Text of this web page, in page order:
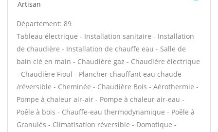
Artisan
Département: 89
Tableau électrique - Installation sanitaire - Installation
de chaudière - Installation de chauffe eau - Salle de
bain clé en main - Chaudière gaz - Chaudière électrique
- Chaudière Fioul - Plancher chauffant eau chaude
/réversible - Cheminée - Chaudière Bois - Aérothermie -
Pompe à chaleur air-air - Pompe à chaleur air-eau -
Poêle à bois - Chauffe-eau thermodynamique - Poêle à
Granulés - Climatisation réversible - Domotique -